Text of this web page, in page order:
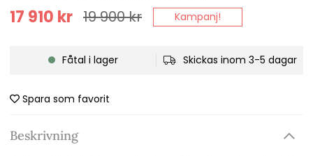
19 900kr
17 910 kr Kampanj!
Fåtal i lager Skickas inom 3-5 dagar
Spara som favorit
Beskrivning